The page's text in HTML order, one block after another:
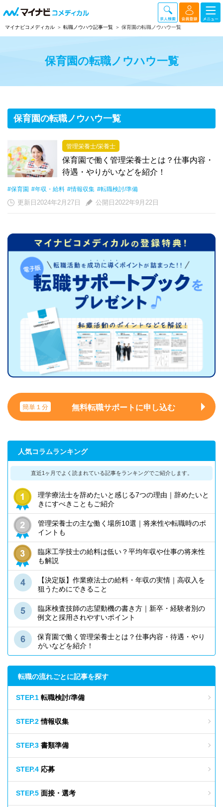
マイナビコメディカル 転職ノウハウ記事一覧 保育園の転職ノウハウ一覧
保育園の転職ノウハウ一覧
保育園の転職ノウハウ一覧
管理栄養士/栄養士
保育園で働く管理栄養士とは？仕事内容・
待遇・やりがいなどを紹介！
#保育園 #年収・給料 #情報収集 #転職検討/準備
更新日2024年2月27日 公開日2022年9月22日
簡単１分 無料転職サポートに申し込む
人気コラムランキング
直近1ヶ月でよく読まれている記事をランキングでご紹介します。
理学療法士を辞めたいと感じる7つの理由｜辞めたいと
きにすべきこともご紹介
管理栄養士の主な働く場所10選｜将来性や転職時のポ
イントも
臨床工学技士の給料は低い？平均年収や仕事の将来性
も解説
【決定版】作業療法士の給料・年収の実情｜高収入を
狙うためにできること
臨床検査技師の志望動機の書き方｜新卒・経験者別の
例文と採用されやすいポイント
保育園で働く管理栄養士とは？仕事内容・待遇・やり
がいなどを紹介！
転職の流れごとに記事を探す
STEP.1 転職検討/準備
STEP.2情報収集
STEP.3 書類準備
STEP.4 応募
STEP.5 面接・選考